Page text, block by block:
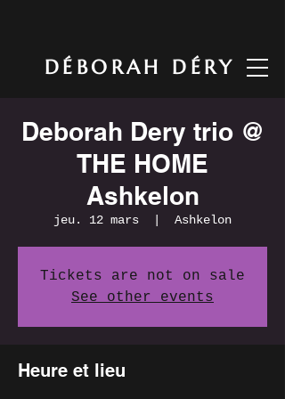
DÉBORAH DÉRY
Deborah Dery trio @
THE HOME
Ashkelon
jeu. 12 mars Ashkelon
Tickets are not on sale
See other events
Heure et lieu